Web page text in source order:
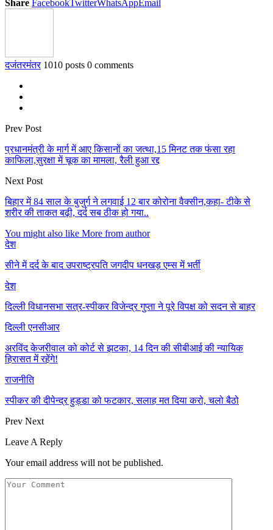
Share FacebookTwitterWhatsAppEmail
दजंतरमंतर 1010 posts 0 comments
Prev Post
प्रधानमंत्री के मार्ग में आए किसानों का जत्था,15 मिनट तक फंसा रहा
काफिला,सुरक्षा में चूक का मामला, रैली हुआ रद्द
Next Post
बिहार में 84 साल के बुजुर्ग ने लगवाई 12 बार कोरोना वैक्सीन,कहा- टीके से
शरीर की ताकत बढ़ी, दर्द सब ठीक हो गया..
You might also like More from author
देश
सीने में दर्द के बाद उपराष्ट्रपति जगदीप धनखड़ एम्स में भर्ती
देश
दिल्ली विधानसभा सत्र-स्पीकर विजेन्द्र गुप्ता ने पूरे विपक्ष को सदन से बाहर
दिल्ली एनसीआर
अरविंद केजरीवाल को कोर्ट से झटका, 14 दिन की सीबीआई की न्यायिक
हिरासत में रहेंगे!
राजनीति
स्पीकर की दीपेन्द्र हुड्डा को फटकार, सलाह मत दिया करो, चलो बैठो
Prev Next
Leave A Reply
Your email address will not be published.